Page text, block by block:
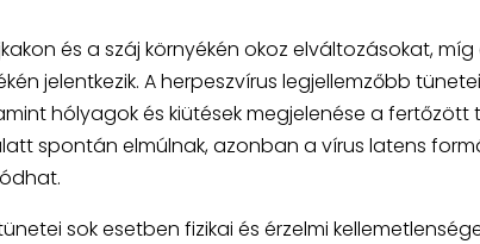
és a száj környékén okoz elváltozásokat,
jelentkezik. A herpeszvírus legjellemzőbb
hólyagok és kiütések megjelenése a fertőzött
spontán elmúlnak, azonban a vírus latens
sok esetben fizikai és érzelmi